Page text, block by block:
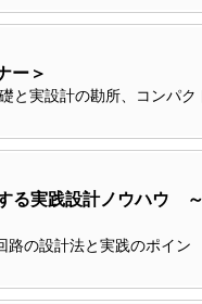
ー＞
と実設計の勘所、コンパク
る実践設計ノウハウ ～
路の設計法と実践のポイン